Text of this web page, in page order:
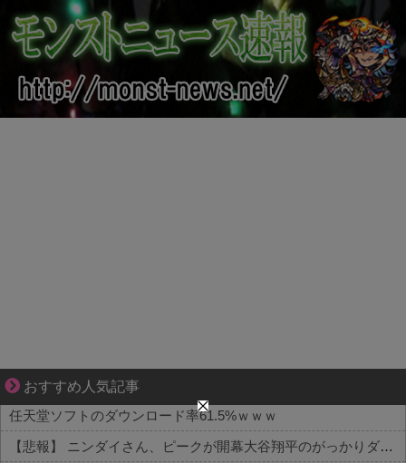
おすすめ人気記事
妻との生活が、夫をうつへ追い込んだ現実
任天堂ソフトのダウンロード率61.5%ｗｗｗ
【悲報】 ニンダイさん、ピークが開幕大谷翔平のがっかりダイレクトだったと言われてしまう